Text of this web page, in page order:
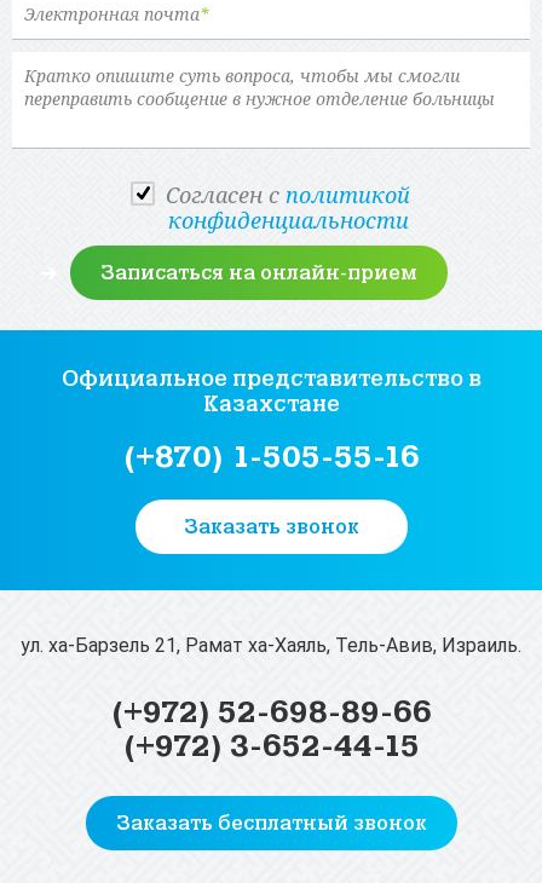
Электронная почта*
Cогласен с политикой
конфиденциальности
Официальное представительство в
Казахстане
(+870) 1-505-55-16
Заказать звонок
(+972) 52-698-89-66
(+972) 3-652-44-15
Заказать бесплатный звонок
ул. ха-Барзель 21, Рамат ха-Хаяль, Тель-Авив, Израиль.